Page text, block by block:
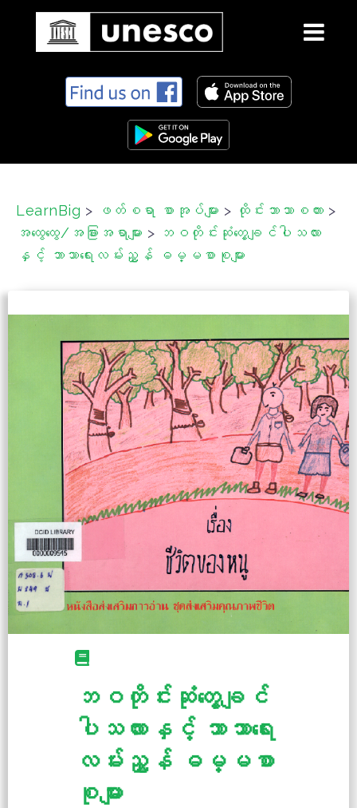
n
LearnBig > ဖတ်စရာ စာအုပ်များ > ထိုင်းဘာသာစကား >
အထွေထွေ/အခြားအရာများ > ဘဝတိုင်းဆုံတွေ့ချင်ပါသလား
နှင့် ဘာသာရေးလမ်းညွှန် ဓမ္မစာစုများ
ဘဝတိုင်းဆုံတွေ့ချင်
ပါသလားနှင့် ဘာသာရေး
လမ်းညွှန် ဓမ္မစာ
စုများ